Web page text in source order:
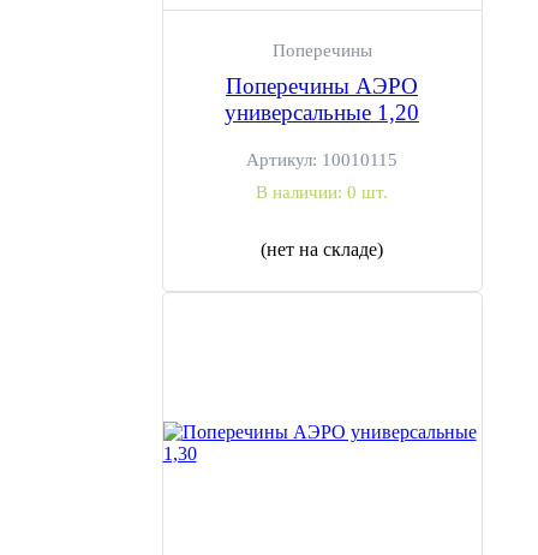
Поперечины
Поперечины АЭРО
универсальные 1,20
Артикул: 10010115
В наличии: 0 шт.
(нет на складе)